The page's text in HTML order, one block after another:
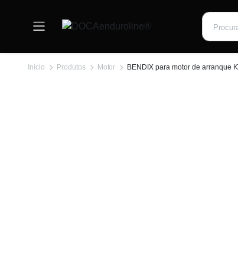
Início Produtos Motor BENDIX para motor de arranque